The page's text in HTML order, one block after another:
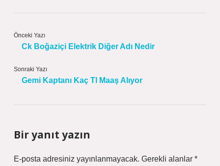
Önceki Yazı
Ck Boğaziçi Elektrik Diğer Adı Nedir
Sonraki Yazı
Gemi Kaptanı Kaç Tl Maaş Alıyor
Bir yanıt yazın
E-posta adresiniz yayınlanmayacak. Gerekli alanlar *